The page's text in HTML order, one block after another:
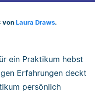
von Laura Draws.
ein Praktikum hebst
Erfahrungen deckt
persönlich